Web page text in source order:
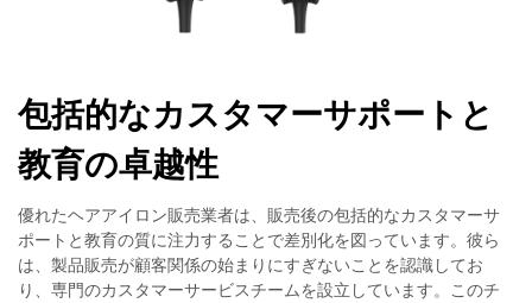
包括的なカスタマーサポートと
教育の卓越性
優れたヘアアイロン販売業者は、販売後の包括的なカスタマーサ
ポートと教育の質に注力することで差別化を図っています。彼ら
は、製品販売が顧客関係の始まりにすぎないことを認識してお
り、専門のカスタマーサービスチームを設立しています。このチ